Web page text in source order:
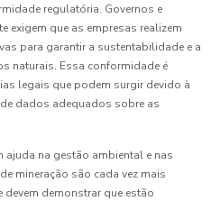
regulatória. Governos e
exigem que as empresas realizem
para garantir a sustentabilidade e a
naturais. Essa conformidade é
legais que podem surgir devido à
dados adequados sobre as
ajuda na gestão ambiental e nas
mineração são cada vez mais
demonstrar que estão